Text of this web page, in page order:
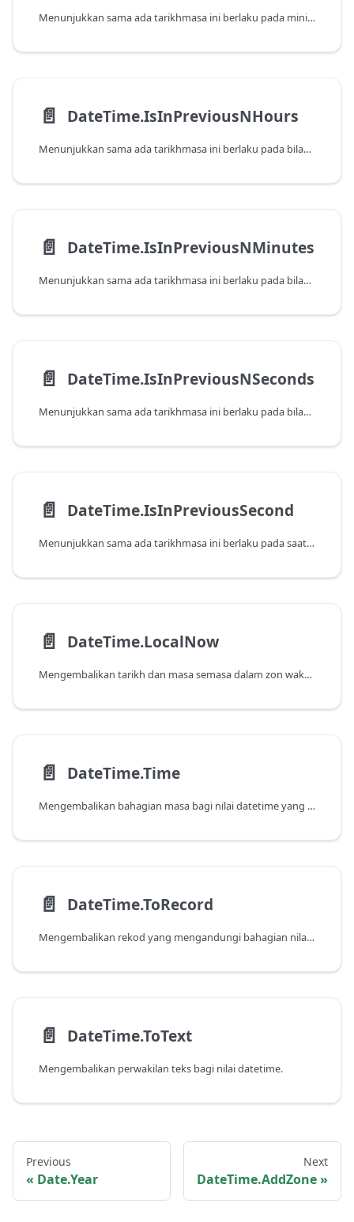
Menunjukkan sama ada tarikhmasa ini berlaku pada minit sebelumnya, seperti yang ditentukan oleh tarikh dan masa pada sistem. Ambil perhatian bahawa fungsi ini akan mengembalikan false apabila dihantar nilai yang berlaku pada minit semasa.
📄️ DateTime.IsInPreviousNHours
Menunjukkan sama ada tarikhmasa ini berlaku pada bilangan jam sebelumnya, seperti yang ditentukan oleh tarikh dan masa pada sistem. Ambil perhatian bahawa fungsi ini akan mengembalikan false apabila dihantar nilai yang berlaku pada jam semasa.
📄️ DateTime.IsInPreviousNMinutes
Menunjukkan sama ada tarikhmasa ini berlaku pada bilangan minit sebelumnya, seperti yang ditentukan oleh tarikh dan masa pada sistem. Ambil perhatian bahawa fungsi ini akan mengembalikan false apabila dihantar nilai yang berlaku pada minit semasa.
📄️ DateTime.IsInPreviousNSeconds
Menunjukkan sama ada tarikhmasa ini berlaku pada bilangan saat sebelumnya, seperti yang ditentukan oleh tarikh dan masa pada sistem. Ambil perhatian bahawa fungsi ini akan mengembalikan false apabila dihantar nilai yang berlaku pada saat semasa.
📄️ DateTime.IsInPreviousSecond
Menunjukkan sama ada tarikhmasa ini berlaku pada saat sebelumnya, seperti yang ditentukan oleh tarikh dan masa pada sistem. Ambil perhatian bahawa fungsi ini akan mengembalikan false apabila dihantar nilai yang berlaku pada saat semasa.
📄️ DateTime.LocalNow
Mengembalikan tarikh dan masa semasa dalam zon waktu tempatan.
📄️ DateTime.Time
Mengembalikan bahagian masa bagi nilai datetime yang ditentukan.
📄️ DateTime.ToRecord
Mengembalikan rekod yang mengandungi bahagian nilai datetime.
📄️ DateTime.ToText
Mengembalikan perwakilan teks bagi nilai datetime.
Previous
Date.Year
Next
DateTime.AddZone